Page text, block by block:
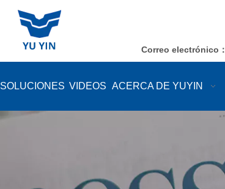
Correo electrónico ：
SOLUCIONES VIDEOS ACERCA DE YUYIN